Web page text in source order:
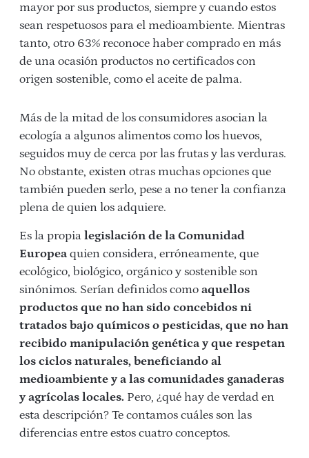
mayor por sus productos, siempre y cuando estos
sean respetuosos para el medioambiente. Mientras
tanto, otro 63% reconoce haber comprado en más
de una ocasión productos no certificados con
origen sostenible, como el aceite de palma.
Más de la mitad de los consumidores asocian la
ecología a algunos alimentos como los huevos,
seguidos muy de cerca por las frutas y las verduras.
No obstante, existen otras muchas opciones que
también pueden serlo, pese a no tener la confianza
plena de quien los adquiere.
Es la propia legislación de la Comunidad
Europea quien considera, erróneamente, que
ecológico, biológico, orgánico y sostenible son
sinónimos. Serían definidos como aquellos
productos que no han sido concebidos ni
tratados bajo químicos o pesticidas, que no han
recibido manipulación genética y que respetan
los ciclos naturales, beneficiando al
medioambiente y a las comunidades ganaderas
y agrícolas locales. Pero, ¿qué hay de verdad en
esta descripción? Te contamos cuáles son las
diferencias entre estos cuatro conceptos.